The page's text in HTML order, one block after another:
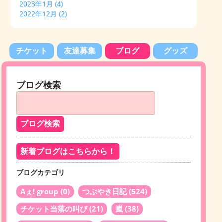
2023年1月 (4)
2022年12月 (2)
チケット 友達募集 ブログ グッズ
ブログ検索
新着ブログはこちらから！
ブログカテゴリ
Aぇ! group (0) つぶやき日記(524)
チケット当落の叫び(21) 嵐 (38)